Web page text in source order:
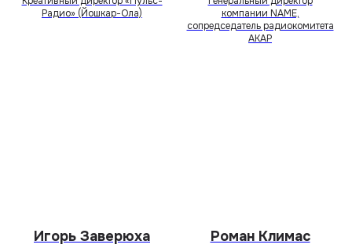
Радио» (Йошкар-Ола)
компании NAME,
сопредседатель радиокомитета
АКАР
Игорь Заверюха Роман Климас